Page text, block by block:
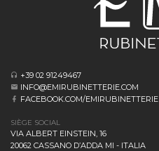
+39 02 91249467
INFO@EMIRUBINETTERIE.COM
FACEBOOK.COM/EMIRUBINETTERIE
SIÈGE SOCIAL
VIA ALBERT EINSTEIN, 16
20062 CASSANO D’ADDA MI - ITALIA